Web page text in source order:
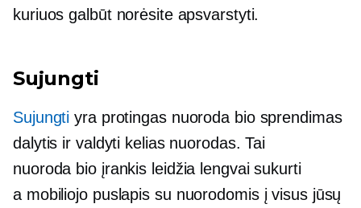
kuriuos galbūt norėsite apsvarstyti.
Sujungti
Sujungti yra protingas nuoroda biosprendimas
dalytis ir valdyti kelias nuorodas. Tai
nuoroda bioįrankis leidžia lengvai sukurti
a mobiliojopuslapis su nuorodomis į visus jūsų